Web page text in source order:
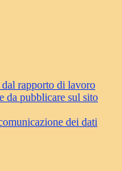
rapporto di lavoro
da pubblicare sul sito
dei dati